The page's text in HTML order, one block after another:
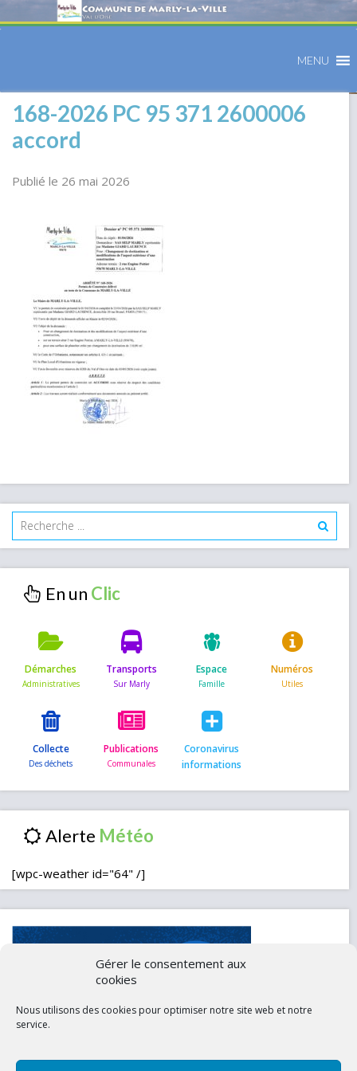
Gérer le consentement aux
cookies
Nous utilisons des cookies pour optimiser notre site web et notre
service.
MENU
168-2026 PC 95 371 2600006
accord
Publié le 26 mai 2026
En un
Démarches Transports Espace Numéros
Collecte Publications
Coronavirus
informations
Alerte
[wpc-weather id="64" /]